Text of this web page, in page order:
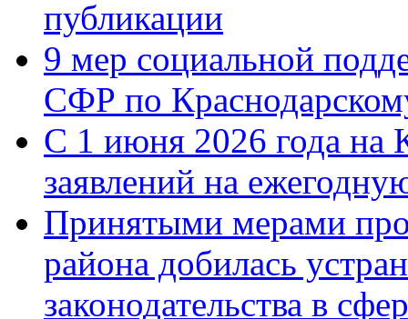
публикации
9 мер социальной
СФР по
С 1 июня 2026 года на
заявлений на
Принятыми мерами
района добилась
законодательства в